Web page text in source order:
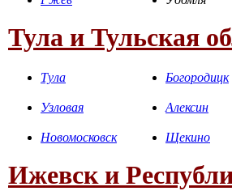
Тула и Тульская
Тула Богородицк
Узловая Алексин
Новомосковск Щекино
Ижевск и